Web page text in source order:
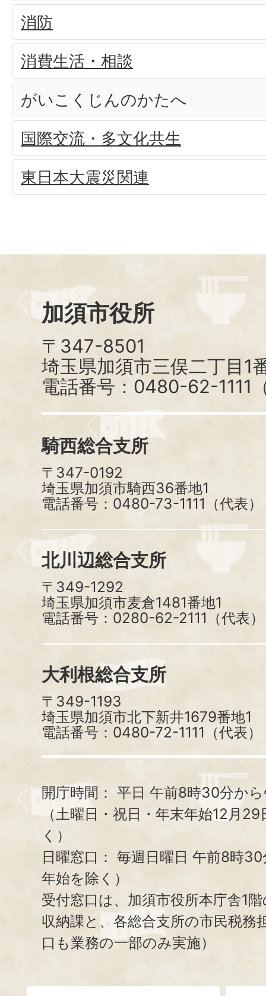
消防
消費生活・相談
がいこくじんのかたへ
国際交流・多文化共生
東日本大震災関連
加須市役所
〒347-8501
埼玉県加須市三俣二丁目1
電話番号：0480-62-1111
騎西総合支所
〒347-0192
埼玉県加須市騎西36番地1
電話番号：0480-73-1111（代表）
北川辺総合支所
〒349-1292
埼玉県加須市麦倉1481番地1
電話番号：0280-62-2111（代表）
大利根総合支所
〒349-1193
埼玉県加須市北下新井1679番地1
電話番号：0480-72-1111（代表）
開庁時間： 平日 午前8時30分か
（土曜日・祝日・年末年始12月
く）
日曜窓口： 毎週日曜日 午前8時
年始を除く）
受付窓口は、加須市役所本庁舎1
収納課と、 各総合支所の市民税務
口も業務の一部のみ実施）